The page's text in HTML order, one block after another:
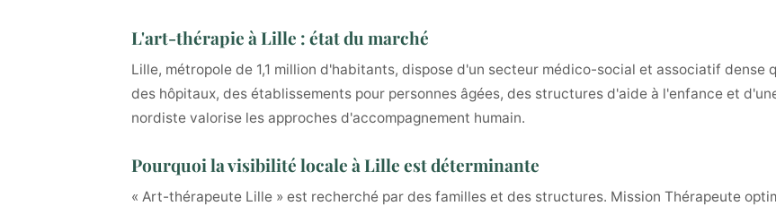
L'art-thérapie à Lille : état du marché
Lille, métropole de 1,1 million d'habitants, dispose d'un secteur médico-social et associatif
des hôpitaux, des établissements pour personnes âgées, des structures d'aide à l'enfance et
nordiste valorise les approches d'accompagnement humain.
Pourquoi la visibilité locale à Lille est déterminante
« Art-thérapeute Lille » est recherché par des familles et des structures. Mission Thérapeute